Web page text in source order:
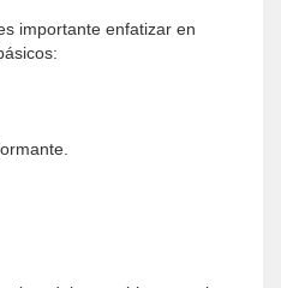
importante enfatizar en